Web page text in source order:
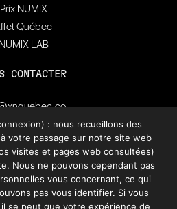
Prix NUMIX
Québec
NUMIX LAB
CONTACTER
de presse
FAQ
vous à
de XN Québec.
: nous recueillons des
votre passage sur notre site web
visites et pages web consultées)
Nous ne pouvons cependant pas
vous concernant, ce qui
pas vous identifier. Si vous
se peut que votre expérience de